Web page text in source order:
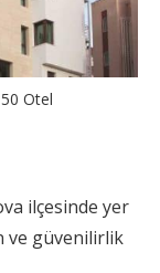
Otel
ilçesinde yer
ve güvenilirlik